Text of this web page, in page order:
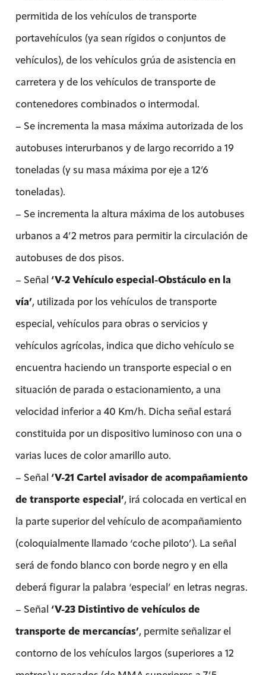
permitida de los vehículos de transporte
portavehículos (ya sean rígidos o conjuntos de
vehículos), de los vehículos grúa de asistencia en
carretera y de los vehículos de transporte de
contenedores combinados o intermodal.
– Se incrementa la masa máxima autorizada de los
autobuses interurbanos y de largo recorrido a 19
toneladas (y su masa máxima por eje a 12’6
toneladas).
– Se incrementa la altura máxima de los autobuses
urbanos a 4’2 metros para permitir la circulación de
autobuses de dos pisos.
– Señal ‘V-2 Vehículo especial-Obstáculo en la
vía’, utilizada por los vehículos de transporte
especial, vehículos para obras o servicios y
vehículos agrícolas, indica que dicho vehículo se
encuentra haciendo un transporte especial o en
situación de parada o estacionamiento, a una
velocidad inferior a 40 Km/h. Dicha señal estará
constituida por un dispositivo luminoso con una o
varias luces de color amarillo auto.
– Señal ‘V-21 Cartel avisador de acompañamiento
de transporte especial’, irá colocada en vertical en
la parte superior del vehículo de acompañamiento
(coloquialmente llamado ‘coche piloto’). La señal
será de fondo blanco con borde negro y en ella
deberá figurar la palabra ‘especial’ en letras negras.
– Señal ‘V-23 Distintivo de vehículos de
transporte de mercancías’, permite señalizar el
contorno de los vehículos largos (superiores a 12